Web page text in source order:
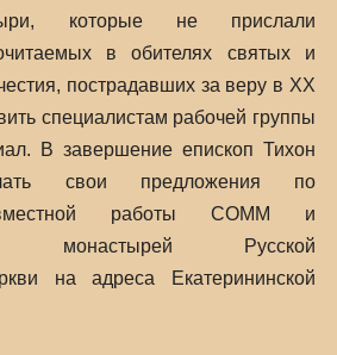
которые не прислали
в обителях святых и
пострадавших за веру в ХХ
специалистам рабочей группы
В завершение епископ Тихон
свои предложения по
работы СОММ и
монастырей Русской
на адреса Екатерининской